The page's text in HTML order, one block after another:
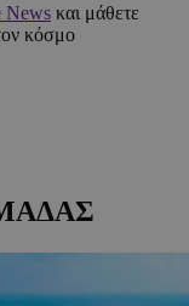
News και μάθετε
κόσμο